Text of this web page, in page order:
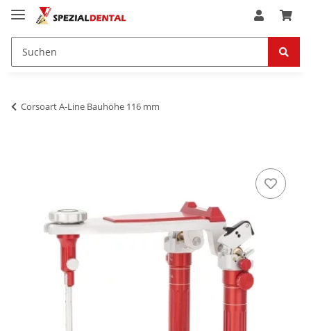
Corsoart A-Line Bauhöhe 116 mm